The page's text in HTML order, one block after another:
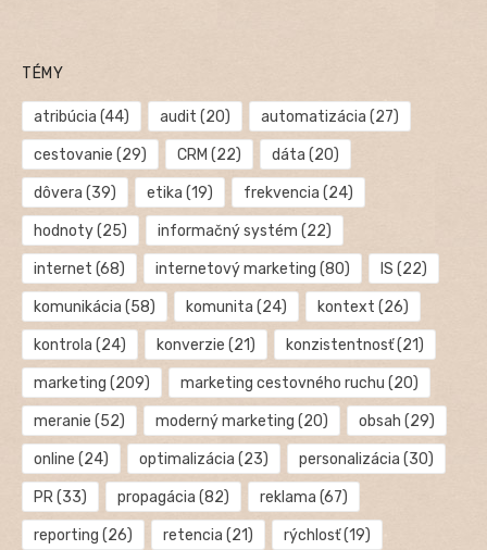
TÉMY
atribúcia (44) audit (20) automatizácia (27)
cestovanie (29) CRM (22) dáta (20)
dôvera (39) etika (19) frekvencia (24)
hodnoty(25) informačný systém (22)
internet (68) internetový marketing (80) IS (22)
komunikácia (58) komunita (24) kontext (26)
kontrola (24) konverzie (21) konzistentnosť(21)
marketing (209) marketing cestovného ruchu (20)
meranie (52) moderný marketing (20) obsah (29)
online (24) optimalizácia (23) personalizácia (30)
PR(33) propagácia (82) reklama (67)
reporting (26) retencia (21) rýchlosť(19)